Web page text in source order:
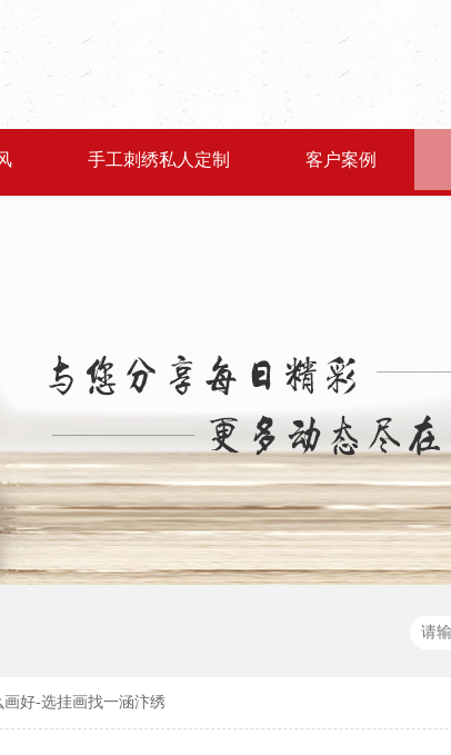
手工刺绣私人定制 客户案例
好-选挂画找一涵汴绣